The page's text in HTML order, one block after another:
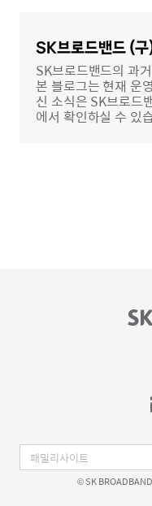
SK브로드밴드 (구
SK브로드밴드의 과
본 블로그는 현재 운
신 소식은 SK브로드
에서 확인하실 수 있
© SK